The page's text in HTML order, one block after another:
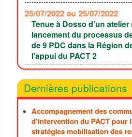
25/07/2022 au 25/07/2022
Tenue à Dosso d’un
lancement du processus
de 9 PDC dans la Région
l’appui du PACT 2
Dernières publications
Accompagnement des
d'intervention du PACT pour
stratégies mobilisation des